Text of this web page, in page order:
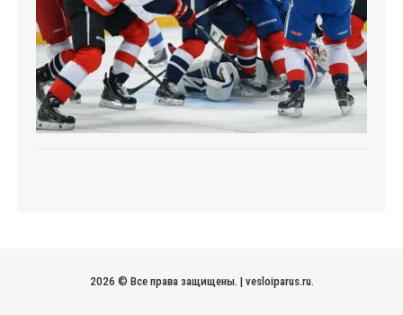
2026 © Все права защищены. | vesloiparus.ru.